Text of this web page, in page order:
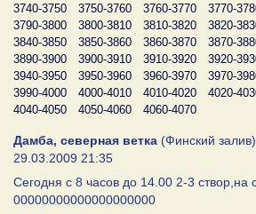
3740-3750
3750-3760 3760-3770 3770-
3790-3800
3800-3810 3810-3820 3820-
3840-3850
3850-3860 3860-3870 3870-
3890-3900
3900-3910 3910-3920 3920-
3940-3950
3950-3960 3960-3970 3970-
3990-4000
4000-4010 4010-4020 4020-
4040-4050
4050-4060 4060-4070
Дамба, северная ветка (Финский залив)
29.03.2009 21:35
Cегодня с 8 часов до 14.00 2-3 створ,на
00000000000000000000